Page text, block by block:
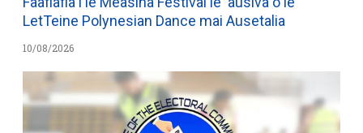
LetTeine Polynesian Dance mai Ausetalia
10/08/2026